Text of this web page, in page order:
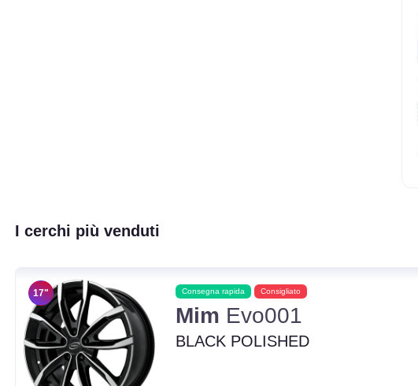
I cerchi più venduti
17" Consegna rapida Consigliato
Mim Evo001
BLACK POLISHED